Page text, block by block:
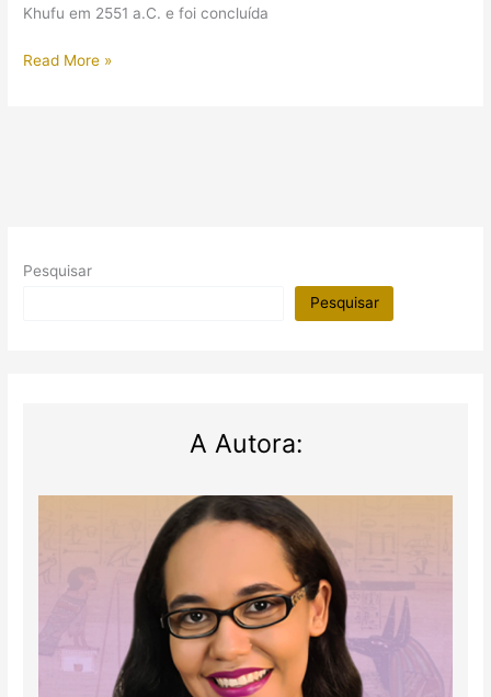
Khufu em 2551 a.C. e foi concluída
(Documentário)
Read More »
Pesquisar
Pesquisar
A Autora: